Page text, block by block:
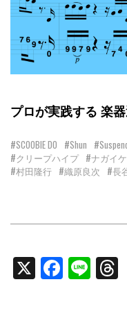
プロが実践する 楽
#SCOOBIE DO #Shun
#クリープハイプ #ナガイ
#村田隆行 #織原良次 #長
X Facebook
Line